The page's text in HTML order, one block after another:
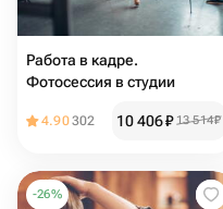
Работа в кадре.
Фотосессия в студии
4.90302 10 406₽ 13 514₽
-26%